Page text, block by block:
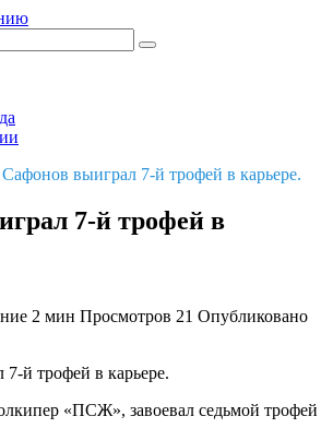
Сафонов выиграл 7-й трофей в карьере.
7-й трофей в
2 мин Просмотров 21 Опубликовано
«ПСЖ», завоевал седьмой трофей